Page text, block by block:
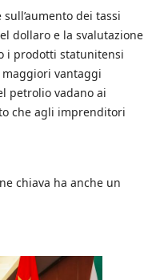
dei tassi
dollaro e la svalutazione
i prodotti statunitensi
vantaggi
petrolio vadano ai
che agli imprenditori
chiava ha anche un